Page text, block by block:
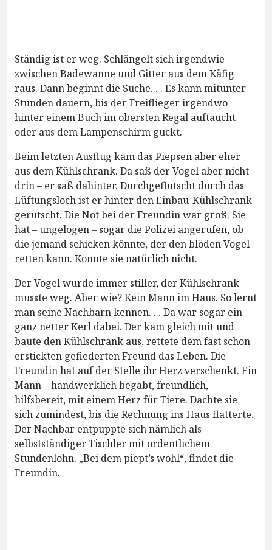
Ständig ist er weg. Schlängelt sich irgendwie
zwischen Badewanne und Gitter aus dem Käfig
raus. Dann beginnt die Suche. . . Es kann mitunter
Stunden dauern, bis der Freiflieger irgendwo
hinter einem Buch im obersten Regal auftaucht
oder aus dem Lampenschirm guckt.
Beim letzten Ausflug kam das Piepsen aber eher
aus dem Kühlschrank. Da saß der Vogel aber nicht
drin – er saß dahinter. Durchgeflutscht durch das
Lüftungsloch ist er hinter den Einbau-Kühlschrank
gerutscht. Die Not bei der Freundin war groß. Sie
hat – ungelogen – sogar die Polizei angerufen, ob
die jemand schicken könnte, der den blöden Vogel
retten kann. Konnte sie natürlich nicht.
Der Vogel wurde immer stiller, der Kühlschrank
musste weg. Aber wie? Kein Mann im Haus. So lernt
man seine Nachbarn kennen. . . Da war sogar ein
ganz netter Kerl dabei. Der kam gleich mit und
baute den Kühlschrank aus, rettete dem fast schon
erstickten gefiederten Freund das Leben. Die
Freundin hat auf der Stelle ihr Herz verschenkt. Ein
Mann – handwerklich begabt, freundlich,
hilfsbereit, mit einem Herz für Tiere. Dachte sie
sich zumindest, bis die Rechnung ins Haus flatterte.
Der Nachbar entpuppte sich nämlich als
selbstständiger Tischler mit ordentlichem
Stundenlohn. „Bei dem piept’s wohl“, findet die
Freundin.